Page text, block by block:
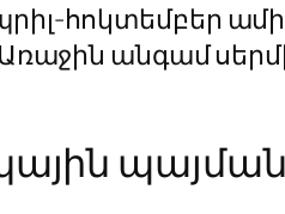
հոկտեմբեր
Առաջին անգամ